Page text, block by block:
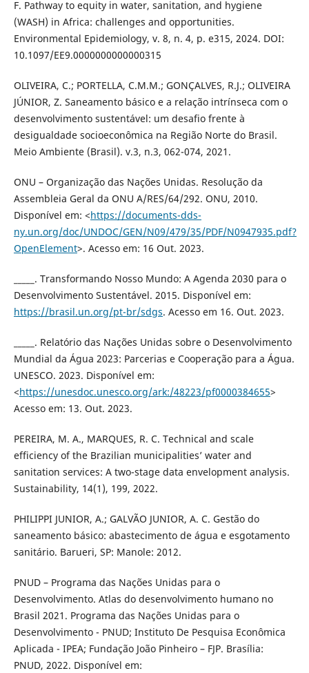
F. Pathway to equity in water, sanitation, and hygiene
(WASH) in Africa: challenges and opportunities.
Environmental Epidemiology, v. 8, n. 4, p. e315, 2024. DOI:
10.1097/EE9.0000000000000315
OLIVEIRA, C.; PORTELLA, C.M.M.; GONÇALVES, R.J.; OLIVEIRA
JÚNIOR, Z. Saneamento básico e a relação intrínseca com o
desenvolvimento sustentável: um desafio frente à
desigualdade socioeconômica na Região Norte do Brasil.
Meio Ambiente (Brasil). v.3, n.3, 062-074, 2021.
ONU – Organização das Nações Unidas. Resolução da
Assembleia Geral da ONU A/RES/64/292. ONU, 2010.
Disponível em: <https://documents-dds-
ny.un.org/doc/UNDOC/GEN/N09/479/35/PDF/N0947935.pdf?
OpenElement>. Acesso em: 16 Out. 2023.
_____. Transformando Nosso Mundo: A Agenda 2030 para o
Desenvolvimento Sustentável. 2015. Disponível em:
https://brasil.un.org/pt-br/sdgs. Acesso em 16. Out. 2023.
_____. Relatório das Nações Unidas sobre o Desenvolvimento
Mundial da Água 2023: Parcerias e Cooperação para a Água.
UNESCO. 2023. Disponível em:
<https://unesdoc.unesco.org/ark:/48223/pf0000384655>
Acesso em: 13. Out. 2023.
PEREIRA, M. A., MARQUES, R. C. Technical and scale
efficiency of the Brazilian municipalities’ water and
sanitation services: A two-stage data envelopment analysis.
Sustainability, 14(1), 199, 2022.
PHILIPPI JUNIOR, A.; GALVÃO JUNIOR, A. C. Gestão do
saneamento básico: abastecimento de água e esgotamento
sanitário. Barueri, SP: Manole: 2012.
PNUD – Programa das Nações Unidas para o
Desenvolvimento. Atlas do desenvolvimento humano no
Brasil 2021. Programa das Nações Unidas para o
Desenvolvimento - PNUD; Instituto De Pesquisa Econômica
Aplicada - IPEA; Fundação João Pinheiro – FJP. Brasília:
PNUD, 2022. Disponível em: